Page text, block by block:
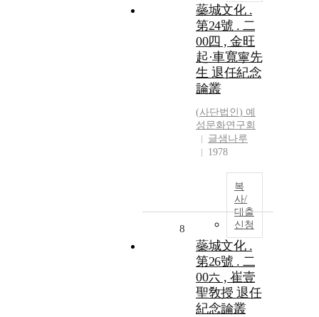
蘂城文化 .
第24號 . 二
00四 , 金旺
起·車寬寧先
生 退任紀念
論叢
(사단법인) 예
성문화연구회
글샘나루
1978
복
사/
대출
신청
8
蘂城文化 .
第26號 . 二
00六 , 崔壹
聖敎授 退任
紀念論叢